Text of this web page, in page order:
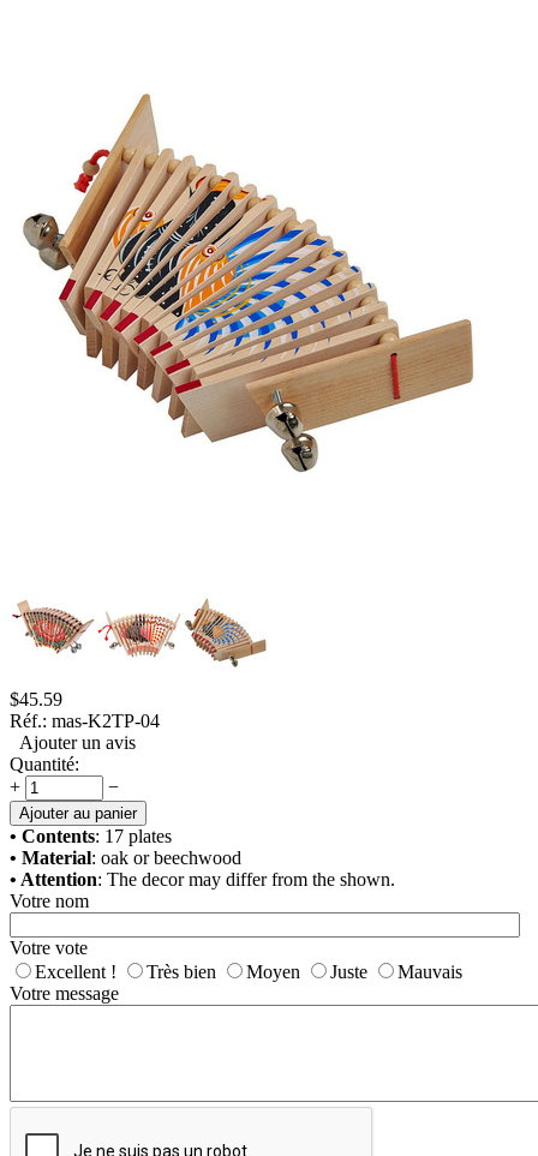
$45.59
Réf.: mas-K2TP-04
Ajouter un avis
Quantité:
+
−
Ajouter au panier
• Contents: 17 plates
• Material: oak or beechwood
• Attention: The decor may differ from the shown.
Votre nom
Votre vote
Excellent !
Très bien Moyen Juste
Mauvais
Votre message